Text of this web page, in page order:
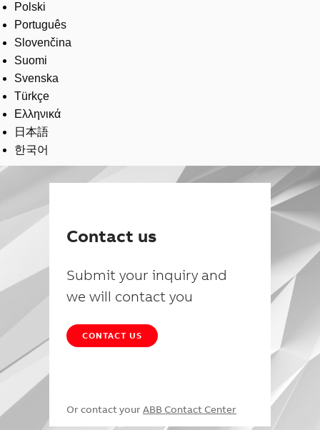
Polski
Português
Slovenčina
Suomi
Svenska
Türkçe
Ελληνικά
日本語
한국어
Contact us
Submit your inquiry and
we will contact you
CONTACT US
Or contact your ABB Contact Center